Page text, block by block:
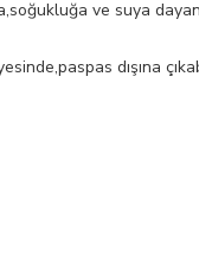
ve suya
dışına